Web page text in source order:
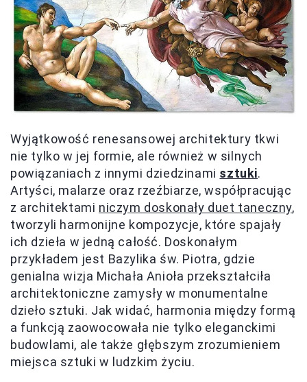
Wyjątkowość renesansowej architektury tkwi
nie tylko w jej formie, ale również w silnych
powiązaniach z innymi dziedzinami sztuki.
Artyści, malarze oraz rzeźbiarze, współpracując
z architektami niczym doskonały duet taneczny,
tworzyli harmonijne kompozycje, które spajały
ich dzieła w jedną całość. Doskonałym
przykładem jest Bazylika św. Piotra, gdzie
genialna wizja Michała Anioła przekształciła
architektoniczne zamysły w monumentalne
dzieło sztuki. Jak widać, harmonia między formą
a funkcją zaowocowała nie tylko eleganckimi
budowlami, ale także głębszym zrozumieniem
miejsca sztuki w ludzkim życiu.